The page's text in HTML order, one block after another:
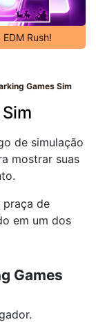
Rush!
Games Sim
de simulação
mostrar suas
praça de
em um dos
Games